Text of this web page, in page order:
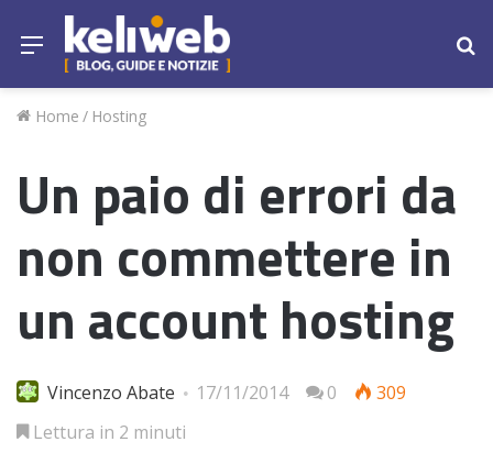
Menu
Home / Hosting
Un paio di errori da
non commettere in
un account hosting
Vincenzo Abate 17/11/2014 0
309
Lettura in 2 minuti